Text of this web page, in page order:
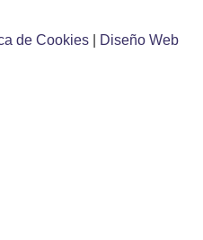
de Cookies Diseño Web